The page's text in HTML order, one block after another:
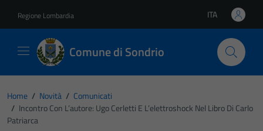
Regione Lombardia Lingua attiva:
ITA
Comune di Sondrio
Home / Novità / Comunicati
/ Incontro Con L’autore: Ugo Cerletti E L’elettroshock Nel Libro Di Carlo
Patriarca